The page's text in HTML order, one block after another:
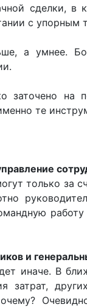
сделки, в
с упорным
а умнее.
заточено на
те
только за
и
иначе. В
затрат,